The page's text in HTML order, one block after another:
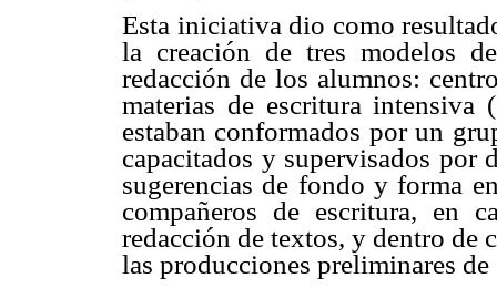
Esta iniciativa dio como
la creación de tres modelos
redacción de los alumnos:
materias de escritura intensiva
estaban conformados por un
capacitados y supervisados por
sugerencias de fondo y forma
compañeros de escritura, en
redacción de textos, y dentro de
las producciones preliminares